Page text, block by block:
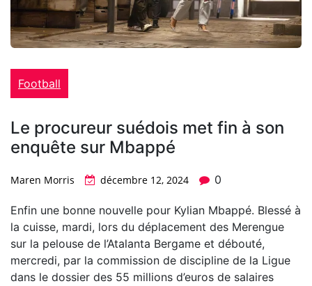
Football
Le procureur suédois met fin à son
enquête sur Mbappé
Maren Morris décembre 12, 2024 0
Enfin une bonne nouvelle pour Kylian Mbappé. Blessé à
la cuisse, mardi, lors du déplacement des Merengue
sur la pelouse de l’Atalanta Bergame et débouté,
mercredi, par la commission de discipline de la Ligue
dans le dossier des 55 millions d’euros de salaires